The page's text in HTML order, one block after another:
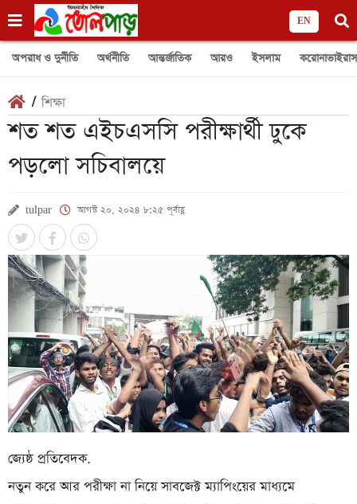
EN
অপরাধ ও দুর্নীতি অর্থনীতি আন্তর্জাতিক আরও ইসলাম করোনাভাইরাস
/শিক্ষা
শত শত এইচএসসি পরীক্ষার্থী ঢুকে
পড়লো সচিবালয়ে
tulpar আগস্ট ২০, ২০২৪ ৮:২৫ পূর্বাহ্ণ
জ্যেষ্ঠ প্রতিবেদক.
নতুন করে আর পরীক্ষা না নিয়ে সাবজেক্ট ম্যাপিংয়ের মাধ্যমে